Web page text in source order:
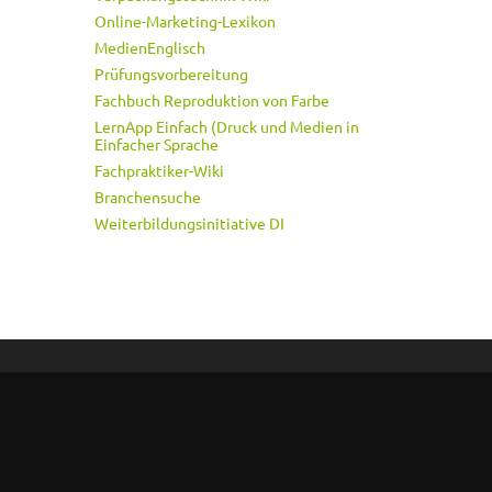
Online-Marketing-Lexikon
MedienEnglisch
Prüfungsvorbereitung
Fachbuch Reproduktion von Farbe
LernApp Einfach (Druck und Medien in
Einfacher Sprache
Fachpraktiker-Wiki
Branchensuche
Weiterbildungsinitiative DI